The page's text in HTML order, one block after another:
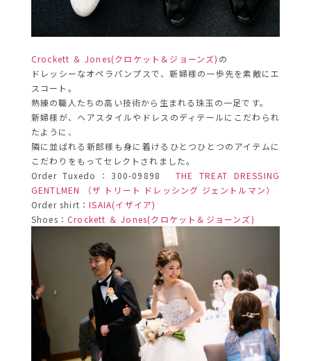
Crockett ＆ Jones(クロケット＆ジョーンズ) の
ドレッシーなオペラパンプスで、新婦様の一歩先を素敵にエ
スコート。
熟練の職人たちの高い技術から生まれる珠玉の一足です。
新婦様が、ヘアスタイルやドレスのディテールにこだわられ
たように、
隣に並ばれる新郎様も身に着けるひとつひとつのアイテムに
こだわりをもってセレクトされました。
Order Tuxedo：300-09898 THE TREAT DRESSING
GENTLMEN （ザ トリート ドレッシング ジェントルマン）
Order shirt：ISAIA(イザイア)
Shoes： Crockett ＆ Jones(クロケット＆ジョーンズ)